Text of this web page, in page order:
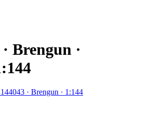
Brengun ·